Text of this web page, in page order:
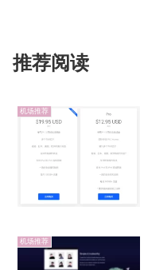
推荐阅读
机场推荐
机场推荐